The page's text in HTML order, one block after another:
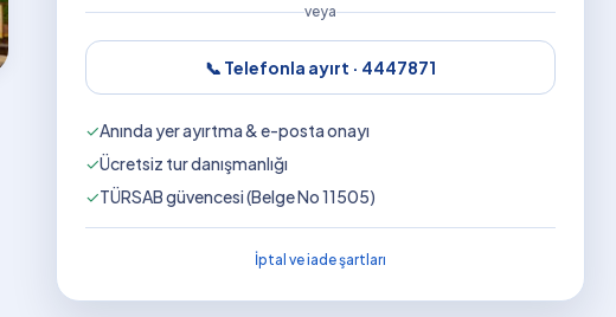
veya
📞 Telefonla ayırt · 4447871
✓Anında yer ayırtma & e-posta onayı
✓Ücretsiz tur danışmanlığı
✓TÜRSAB güvencesi (Belge No 11505)
İptal ve iade şartları